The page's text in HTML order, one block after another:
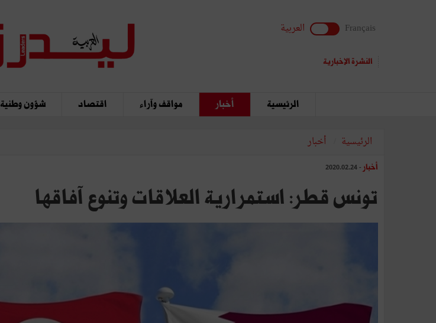
Français العربية
النشرة الإخبارية
الرئيسية أخبار مواقف وآراء اقتصاد شؤون وطنية
الرئيسية أخبار
أخبار - 2020.02.24
تونس قطر: استمرارية العلاقات وتنوع آفاقها